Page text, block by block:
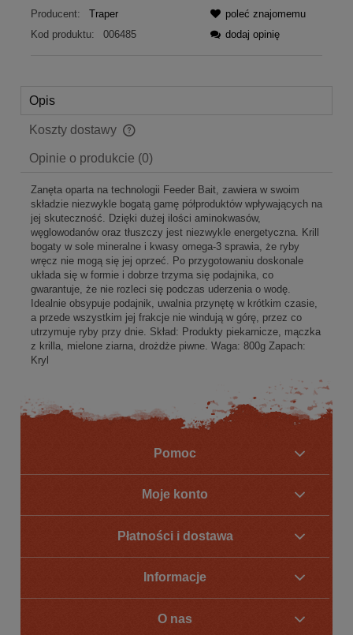
Producent:
Traper
Kod produktu:
006485
poleć znajomemu
dodaj opinię
Opis
Koszty dostawy
Cena nie zawiera ewentualnych kosztów płatności
Opinie o produkcie (0)
Zanęta oparta na technologii Feeder Bait, zawiera w swoim
składzie niezwykle bogatą gamę półproduktów wpływających na
jej skuteczność. Dzięki dużej ilości aminokwasów,
węglowodanów oraz tłuszczy jest niezwykle energetyczna. Krill
bogaty w sole mineralne i kwasy omega-3 sprawia, że ryby
wręcz nie mogą się jej oprzeć. Po przygotowaniu doskonale
układa się w formie i dobrze trzyma się podajnika, co
gwarantuje, że nie rozleci się podczas uderzenia o wodę.
Idealnie obsypuje podajnik, uwalnia przynętę w krótkim czasie,
a przede wszystkim jej frakcje nie windują w górę, przez co
utrzymuje ryby przy dnie. Skład: Produkty piekarnicze, mączka
z krilla, mielone ziarna, drożdże piwne. Waga: 800g Zapach:
Kryl
Pomoc
Moje konto
Płatności i dostawa
Informacje
O nas